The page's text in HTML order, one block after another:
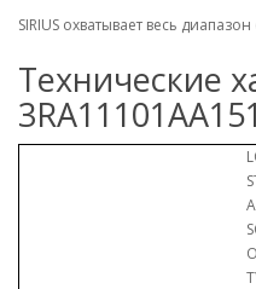
SIRIUS охватывает весь
Технические